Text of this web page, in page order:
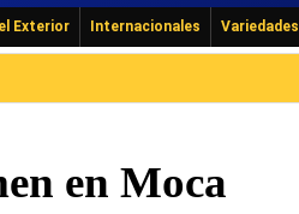
Exterior Internacionales Variedades
en Moca